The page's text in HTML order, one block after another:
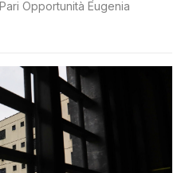
Opportunità Eugenia